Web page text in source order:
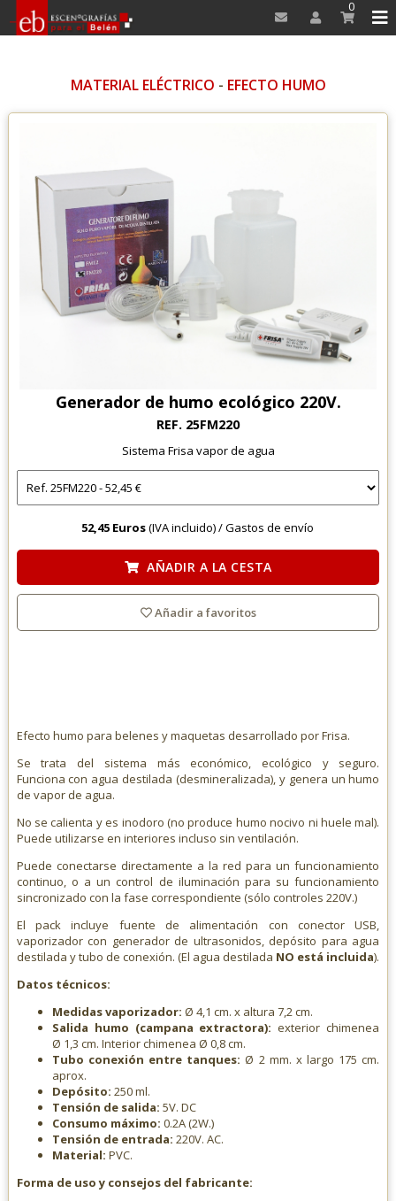
0
MATERIAL ELÉCTRICO - EFECTO HUMO
Generador de humo ecológico 220V.
REF. 25FM220
Sistema Frisa vapor de agua
52,45 Euros(IVA incluido) /Gastos de envío
AÑADIR A LA CESTA
Añadir a favoritos
Efecto humo para belenes y maquetas desarrollado por Frisa.
Se trata del sistema más económico, ecológico y seguro.
Funciona con agua destilada (desmineralizada), y genera un humo
de vapor de agua.
No se calienta y es inodoro (no produce humo nocivo ni huele mal).
Puede utilizarse en interiores incluso sin ventilación.
Puede conectarse directamente a la red para un funcionamiento
continuo, o a un control de iluminación para su funcionamiento
sincronizado con la fase correspondiente (sólo controles 220V.)
El pack incluye fuente de alimentación con conector USB,
vaporizador con generador de ultrasonidos, depósito para agua
destilada y tubo de conexión. (El agua destilada NO está incluida).
Datos técnicos:
Medidas vaporizador: Ø 4,1 cm. x altura 7,2 cm.
Salida humo (campana extractora): exterior chimenea
Ø 1,3 cm. Interior chimenea Ø 0,8 cm.
Tubo conexión entre tanques: Ø 2 mm. x largo 175 cm.
aprox.
Depósito: 250 ml.
Tensión de salida: 5V. DC
Consumo máximo: 0.2A (2W.)
Tensión de entrada: 220V. AC.
Material: PVC.
Forma de uso y consejos del fabricante: